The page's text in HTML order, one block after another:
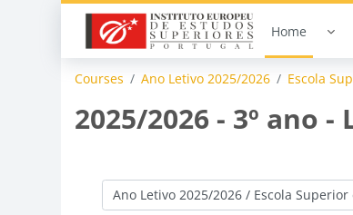
Skip to main content
Home
Courses Ano Letivo 2025/2026 Escola
2025/2026 - 3º ano
Course categories